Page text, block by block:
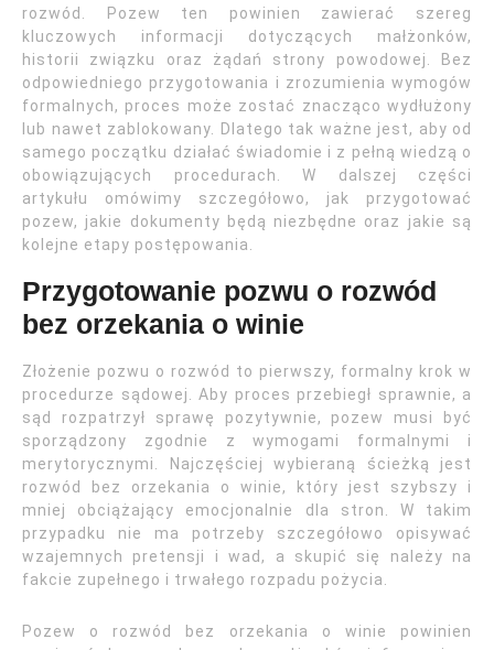
rozwód. Pozew ten powinien zawierać szereg
kluczowych informacji dotyczących małżonków,
historii związku oraz żądań strony powodowej. Bez
odpowiedniego przygotowania i zrozumienia wymogów
formalnych, proces może zostać znacząco wydłużony
lub nawet zablokowany. Dlatego tak ważne jest, aby od
samego początku działać świadomie i z pełną wiedzą o
obowiązujących procedurach. W dalszej części
artykułu omówimy szczegółowo, jak przygotować
pozew, jakie dokumenty będą niezbędne oraz jakie są
kolejne etapy postępowania.
Przygotowanie pozwu o rozwód
bez orzekania o winie
Złożenie pozwu o rozwód to pierwszy, formalny krok w
procedurze sądowej. Aby proces przebiegł sprawnie, a
sąd rozpatrzył sprawę pozytywnie, pozew musi być
sporządzony zgodnie z wymogami formalnymi i
merytorycznymi. Najczęściej wybieraną ścieżką jest
rozwód bez orzekania o winie, który jest szybszy i
mniej obciążający emocjonalnie dla stron. W takim
przypadku nie ma potrzeby szczegółowo opisywać
wzajemnych pretensji i wad, a skupić się należy na
fakcie zupełnego i trwałego rozpadu pożycia.
Pozew o rozwód bez orzekania o winie powinien